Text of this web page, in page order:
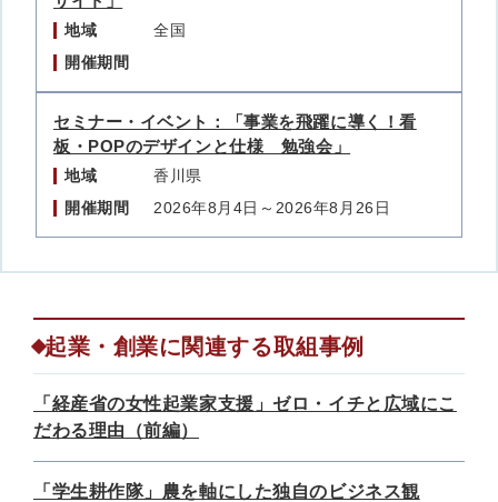
地域
全国
開催期間
セミナー・イベント：「事業を飛躍に導く！看
板・POPのデザインと仕様 勉強会」
地域
香川県
開催期間
2026年8月4日～2026年8月26日
起業・創業に関連する取組事例
「経産省の女性起業家支援」ゼロ・イチと広域にこ
だわる理由（前編）
「学生耕作隊」農を軸にした独自のビジネス観